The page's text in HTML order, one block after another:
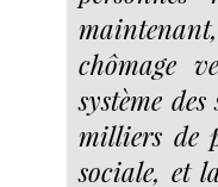
chômage
système
milliers de
sociale, et